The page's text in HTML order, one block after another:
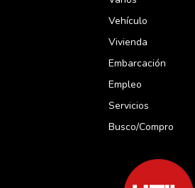
Vehículo
Vivienda
Embarcación
Empleo
Servicios
Busco/compro